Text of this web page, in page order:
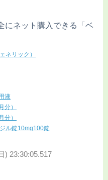
にネット購入できる「ベ
ネリック）
液
分）
分）
ル錠10mg100錠
) 23:30:05.517